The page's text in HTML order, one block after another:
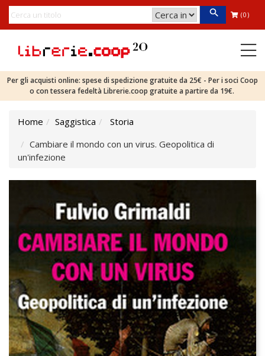
(0)
Per gli acquisti online: spese di spedizione gratuite da 25€ - Per i soci Coop
o con tessera fedeltà Librerie.coop gratuite a partire da 19€.
Home Saggistica
Storia
Cambiare il mondo con un virus. Geopolitica di
un'infezione